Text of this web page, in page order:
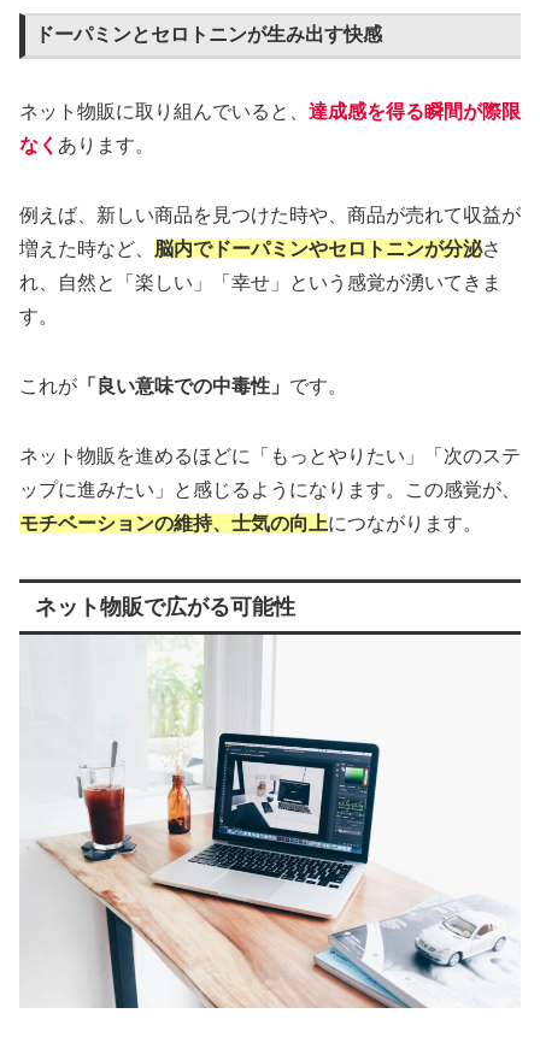
ドーパミンとセロトニンが生み出す快感
ネット物販に取り組んでいると、 達成感を得る瞬間が際限
なく あります。
例えば、新しい商品を見つけた時や、商品が売れて収益が
増えた時など、 脳内でドーパミンやセロトニンが分泌さ
れ、自然と「楽しい」「幸せ」という感覚が湧いてきま
す。
これが 「良い意味での中毒性」 です。
ネット物販を進めるほどに「もっとやりたい」「次のステ
ップに進みたい」と感じるようになります。この感覚が、
モチベーションの維持、士気の向上につながります。
ネット物販で広がる可能性